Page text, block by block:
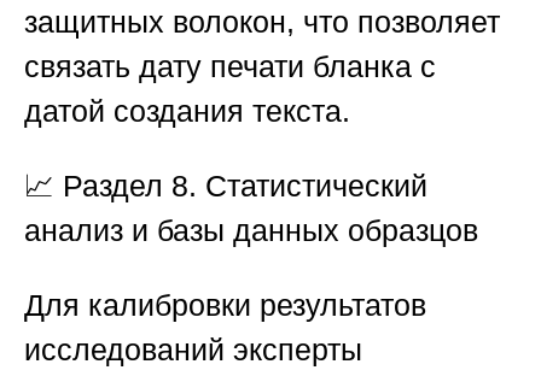
защитных волокон, что позволяет
связать дату печати бланка с
датой создания текста.
📈 Раздел 8. Статистический
анализ и базы данных образцов
Для калибровки результатов
исследований эксперты